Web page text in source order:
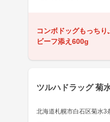
コンボドッグもっち
ビーフ添え600g
ツルハドラッグ 菊
北海道札幌市白石区菊水3